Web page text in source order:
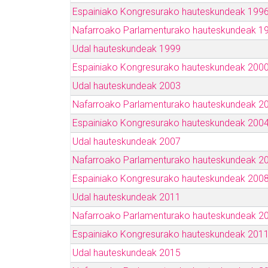
Espainiako Kongresurako hauteskundeak 1996
Nafarroako Parlamenturako hauteskundeak
Udal hauteskundeak 1999
Espainiako Kongresurako hauteskundeak 2000
Udal hauteskundeak 2003
Nafarroako Parlamenturako hauteskundeak
Espainiako Kongresurako hauteskundeak
Udal hauteskundeak 2007
Nafarroako Parlamenturako hauteskundeak
Espainiako Kongresurako hauteskundeak 2008
Udal hauteskundeak 2011
Nafarroako Parlamenturako hauteskundeak
Espainiako Kongresurako hauteskundeak 2011
Udal hauteskundeak 2015